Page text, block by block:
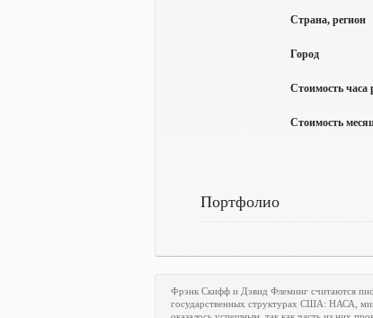
Страна, регион
Город
Стоимость часа
Стоимость
Портфолио
Фрэнк Скифф и Дэвид Флеминг считаются
государственных структурах США: НАСА,